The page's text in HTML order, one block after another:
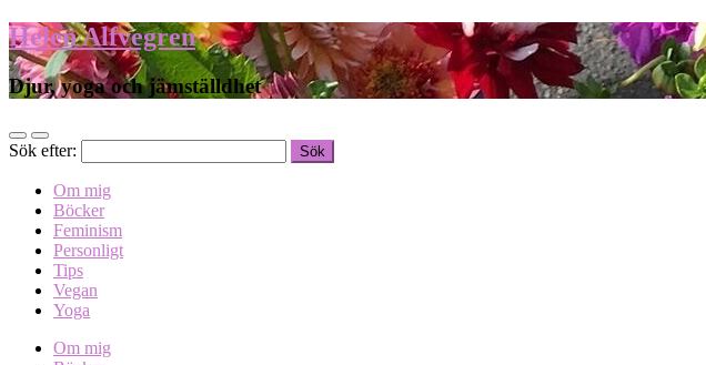
Helen Alfvegren
Djur, yoga och jämställdhet
Sök efter:
Om mig
Böcker
Feminism
Personligt
Tips
Vegan
Yoga
Om mig